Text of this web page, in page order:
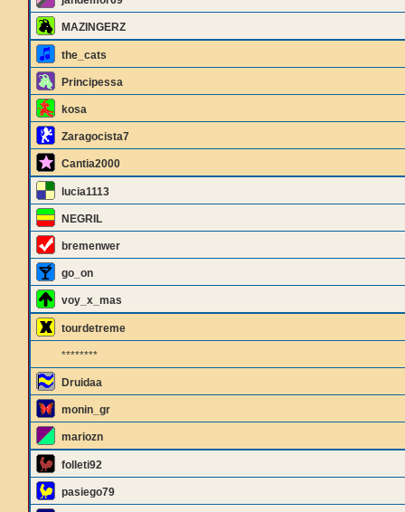
MAZINGERZ
the_cats
Principessa
kosa
Zaragocista7
Cantia2000
lucia1113
NEGRIL
bremenwer
go_on
voy_x_mas
tourdetreme
********
Druidaa
monin_gr
mariozn
folleti92
pasiego79